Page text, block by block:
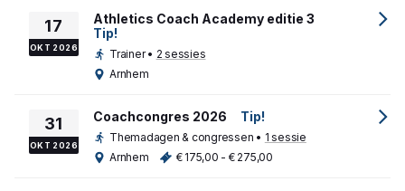
17
OKT 2026
Athletics Coach Academy editie 3
Tip!
Trainer • 2 sessies
Arnhem
31
OKT 2026
Coachcongres 2026 Tip!
Themadagen & congressen • 1 sessie
Arnhem
€ 175,00 - € 275,00